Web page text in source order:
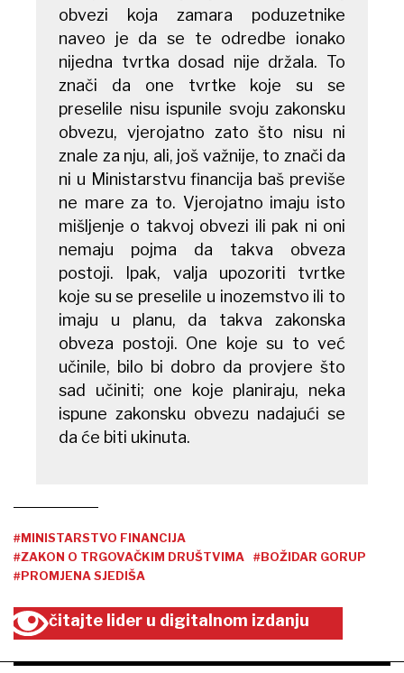
obvezi koja zamara poduzetnike
naveo je da se te odredbe ionako
nijedna tvrtka dosad nije držala. To
znači da one tvrtke koje su se
preselile nisu ispunile svoju zakonsku
obvezu, vjerojatno zato što nisu ni
znale za nju, ali, još važnije, to znači da
ni u Ministarstvu financija baš previše
ne mare za to. Vjerojatno imaju isto
mišljenje o takvoj obvezi ili pak ni oni
nemaju pojma da takva obveza
postoji. Ipak, valja upozoriti tvrtke
koje su se preselile u inozemstvo ili to
imaju u planu, da takva zakonska
obveza postoji. One koje su to već
učinile, bilo bi dobro da provjere što
sad učiniti; one koje planiraju, neka
ispune zakonsku obvezu nadajući se
da će biti ukinuta.
#MINISTARSTVO FINANCIJA
#ZAKON O TRGOVAČKIM DRUŠTVIMA
#BOŽIDAR GORUP
#PROMJENA SJEDIŠA
čitajte lider u digitalnom izdanju